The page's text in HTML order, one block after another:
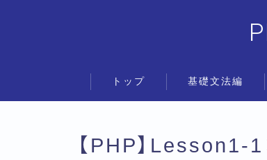
トップ 基礎文法編
【PHP】Lesson1-